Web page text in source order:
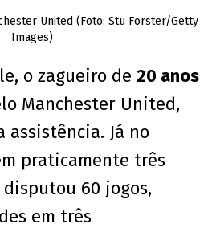
United (Foto: Stu Forster/Getty
Images)
o zagueiro de 20 anos
Manchester United,
assistência. Já no
praticamente três
60 jogos,
em três